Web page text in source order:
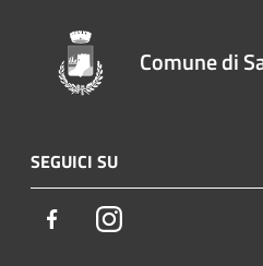
Comune di
SEGUICI SU
FacebookInstagram